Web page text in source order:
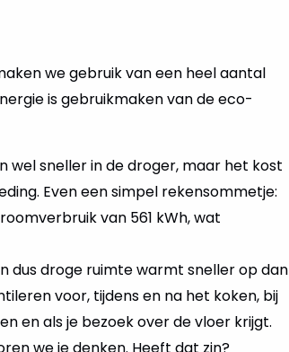
we gebruik van een heel aantal
is gebruikmaken van de eco-
wel sneller in de droger, maar het kost
Even een simpel rekensommetje:
van 561 kWh, wat
dus droge ruimte warmt sneller op dan
voor, tijdens en na het koken, bij
en als je bezoek over de vloer krijgt.